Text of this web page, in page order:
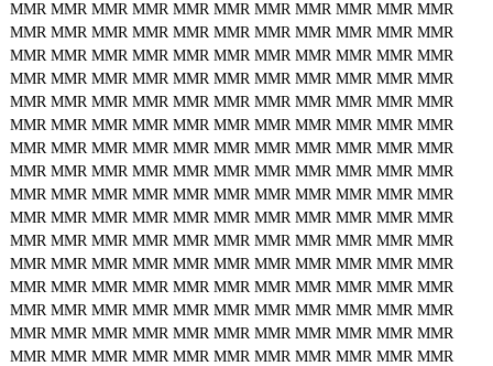
MMR MMR MMR MMR MMR MMR MMR MMR MMR MMR MMR
MMR MMR MMR MMR MMR MMR MMR MMR MMR MMR MMR
MMR MMR MMR MMR MMR MMR MMR MMR MMR MMR MMR
MMR MMR MMR MMR MMR MMR MMR MMR MMR MMR MMR
MMR MMR MMR MMR MMR MMR MMR MMR MMR MMR MMR
MMR MMR MMR MMR MMR MMR MMR MMR MMR MMR MMR
MMR MMR MMR MMR MMR MMR MMR MMR MMR MMR MMR
MMR MMR MMR MMR MMR MMR MMR MMR MMR MMR MMR
MMR MMR MMR MMR MMR MMR MMR MMR MMR MMR MMR
MMR MMR MMR MMR MMR MMR MMR MMR MMR MMR MMR
MMR MMR MMR MMR MMR MMR MMR MMR MMR MMR MMR
MMR MMR MMR MMR MMR MMR MMR MMR MMR MMR MMR
MMR MMR MMR MMR MMR MMR MMR MMR MMR MMR MMR
MMR MMR MMR MMR MMR MMR MMR MMR MMR MMR MMR
MMR MMR MMR MMR MMR MMR MMR MMR MMR MMR MMR
MMR MMR MMR MMR MMR MMR MMR MMR MMR MMR MMR